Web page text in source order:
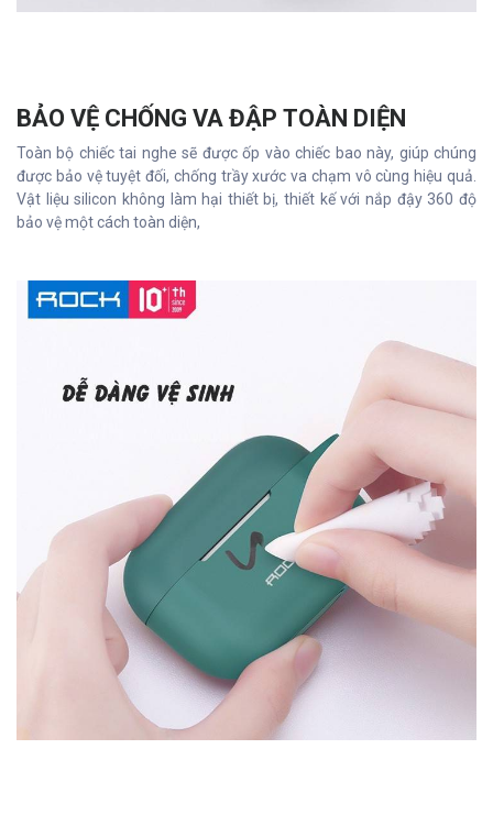
BẢO VỆ CHỐNG VA ĐẬP TOÀN DIỆN
Toàn bộ chiếc tai nghe sẽ được ốp vào chiếc bao này, giúp chúng
được bảo vệ tuyệt đối, chống trầy xước va chạm vô cùng hiệu quả.
Vật liệu silicon không làm hại thiết bị, thiết kế với nắp đậy 360 độ
bảo vệ một cách toàn diện,